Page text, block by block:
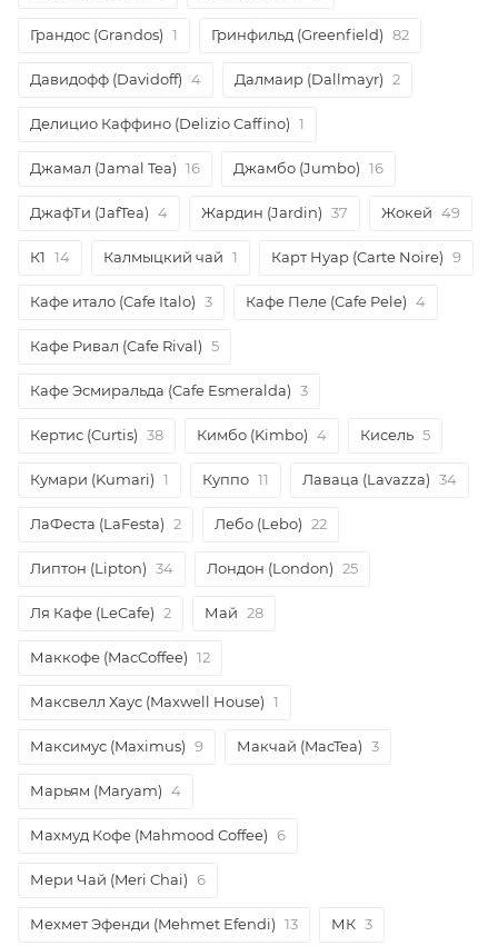
Грандос (Grandos) 1 Гринфильд (Greenfield) 82
Давидофф (Davidoff) 4 Далмаир (Dallmayr) 2
Делицио Каффино (Delizio Caffino) 1
Джамал (Jamal Tea) 16 Джамбо (Jumbo) 16
ДжафТи (JafTea) 4 Жардин (Jardin) 37 Жокей 49
К1 14 Калмыцкий чай 1 Карт Нуар (Carte Noire) 9
Кафе итало (Cafe Italo) 3 Кафе Пеле (Cafe Pele) 4
Кафе Ривал (Cafe Rival) 5
Кафе Эсмиральда (Cafe Esmeralda) 3
Кертис (Curtis) 38 Кимбо (Kimbo) 4 Кисель 5
Кумари (Kumari) 1 Куппо 11 Лаваца (Lavazza) 34
ЛаФеста (LaFesta) 2 Лебо (Lebo) 22
Липтон (Lipton) 34 Лондон (London) 25
Ля Кафе (LeCafe) 2 Май 28
Маккофе (MacCoffee) 12
Максвелл Хаус (Maxwell House) 1
Максимус (Maximus) 9 Макчай (MacTea) 3
Марьям (Maryam) 4
Махмуд Кофе (Mahmood Coffee) 6
Мери Чай (Meri Chai) 6
Мехмет Эфенди (Mehmet Efendi) 13 МК 3